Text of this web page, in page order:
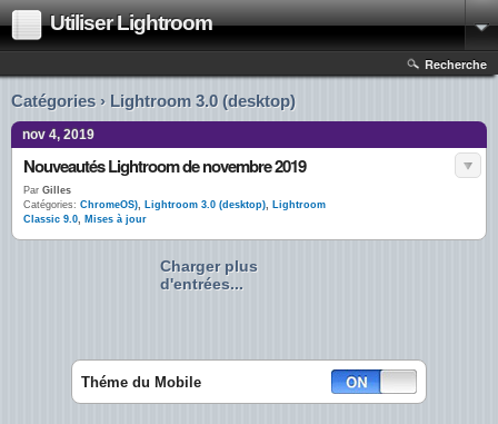
Utiliser Lightroom
Recherche
Catégories › Lightroom 3.0 (desktop)
nov 4, 2019
Nouveautés Lightroom de novembre 2019
Par Gilles
Catégories: ChromeOS), Lightroom 3.0 (desktop), Lightroom
Classic 9.0, Mises à jour
Charger plus
d'entrées...
Théme du Mobile